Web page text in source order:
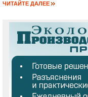
ЧИТАЙТЕ ДАЛЕЕ